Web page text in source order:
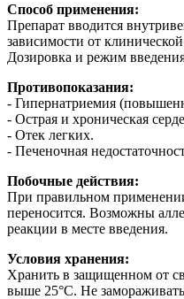
Способ применения:
Препарат вводится
зависимости от
Дозировка и режим
Противопоказания:
- Гипернатриемия
- Острая и хроническая
- Отек легких.
- Печеночная
Побочные действия:
При правильном
переносится. Возможны
реакции в месте введения.
Условия хранения:
Хранить в защищенном от
выше 25°C. Не